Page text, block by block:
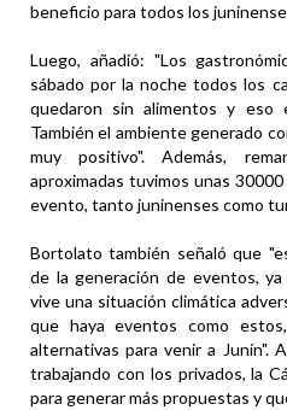
beneficio para todos los
Luego, añadió: "Los
sábado por la noche todos los
quedaron sin alimentos y eso
También el ambiente generado
muy positivo". Además,
aproximadas tuvimos unas
evento, tanto juninenses como
Bortolato también señaló que
de la generación de eventos,
vive una situación climática
que haya eventos como
alternativas para venir a Junín".
trabajando con los privados, la
para generar más propuestas y